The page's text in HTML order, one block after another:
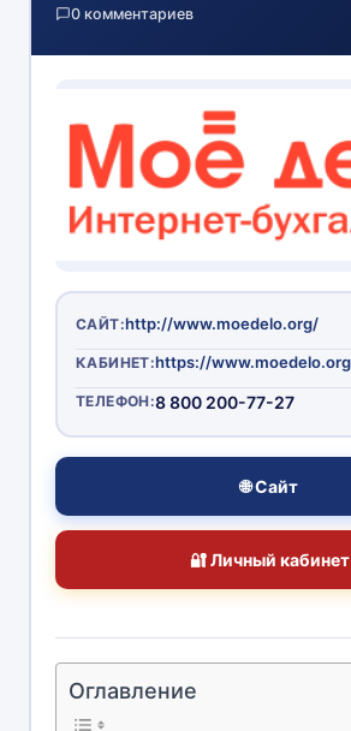
0 комментариев
САЙТ:http://www.moedelo.org/
КАБИНЕТ:
ТЕЛЕФОН:8 800 200-77-27
🌐 Сайт
🔐 Личный кабинет
Оглавление